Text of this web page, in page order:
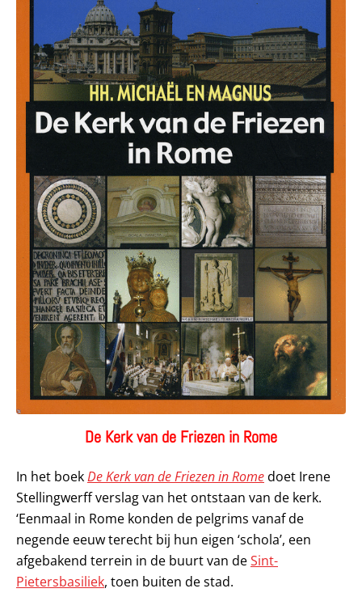
De Kerk van de Friezen in Rome
In het boekDe Kerk van de Friezen in Romedoet Irene
Stellingwerff verslag van het ontstaan van de kerk.
‘Eenmaal in Rome konden de pelgrims vanaf de
negende eeuw terecht bij hun eigen ‘schola’, een
afgebakend terrein in de buurt van deSint-
Pietersbasiliek, toen buiten de stad.